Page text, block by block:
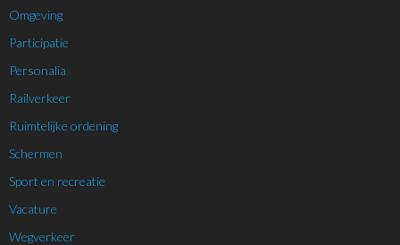
Omgeving
Participatie
Personalia
Railverkeer
Ruimtelijke ordening
Schermen
Sport en recreatie
Vacature
Wegverkeer